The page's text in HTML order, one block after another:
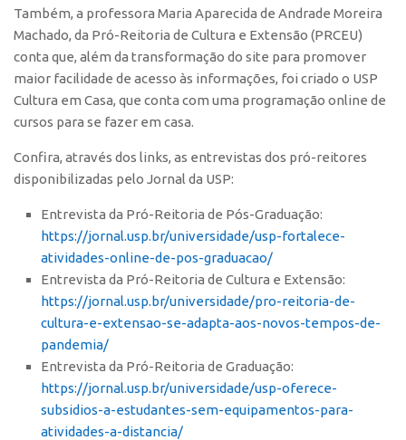
Conexão Inter-USP
Leis e Normas
Portal do Inventor
Inteligência Competitiva
Pesquisa na USP
CEPIDs
CEPIX
INCTs
PRPI/USP
InovaUSP
Comunicação
Também, a professora Maria Aparecida de Andrade Moreira
Machado, da Pró-Reitoria de Cultura e Extensão (PRCEU)
conta que, além da transformação do site para promover
maior facilidade de acesso às informações, foi criado o USP
Cultura em Casa, que conta com uma programação online de
cursos para se fazer em casa.
Confira, através dos links, as entrevistas dos pró-reitores
disponibilizadas pelo Jornal da USP:
Entrevista da Pró-Reitoria de Pós-Graduação:
https://jornal.usp.br/universidade/usp-fortalece-
atividades-online-de-pos-graduacao/
Entrevista da Pró-Reitoria de Cultura e Extensão:
https://jornal.usp.br/universidade/pro-reitoria-de-
cultura-e-extensao-se-adapta-aos-novos-tempos-de-
pandemia/
Entrevista da Pró-Reitoria de Graduação:
https://jornal.usp.br/universidade/usp-oferece-
subsidios-a-estudantes-sem-equipamentos-para-
atividades-a-distancia/